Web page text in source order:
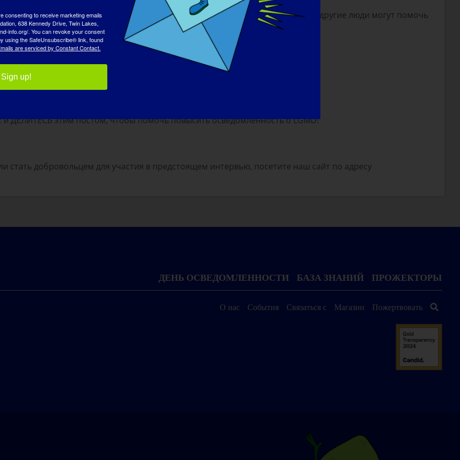
болезнь и что ее можно вылечить! Вкладывая средства в исследования, другие люди могут помочь
что бы вы хотели сделать в первую очередь
этим постом, чтобы помочь повысить осведомленность о LGMD!
стать добровольцем для участия в предстоящем интервью, посетите наш сайт по адресу
ДЕНЬ ОСВЕДОМЛЕННОСТИ БАЗА ЗНАНИЙ ПРОЖЕКТОРЫ
О нас События Связаться с Магазин Пожертвовать
consenting to receive marketing emails
638 Kennedy Drive, Twin Lakes,
info.org/. You can revoke your consent
using the SafeUnsubscribe® link, found
are serviced by Constant Contact.
Sign up!